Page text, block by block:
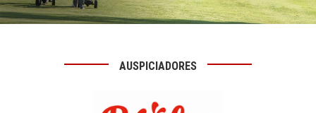
AUSPICIADORES